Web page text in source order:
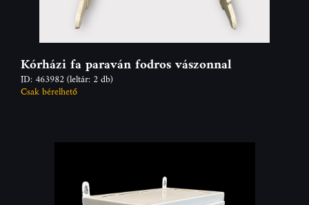
Kórházi fa paraván fodros vászonnal
ID: 463982(leltár: 2 db)
Csak bérelhető